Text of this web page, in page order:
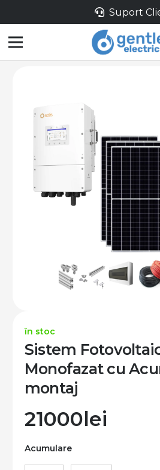
Suport
în stoc
Sistem
Monofazat cu
montaj
21000lei
Acumulare